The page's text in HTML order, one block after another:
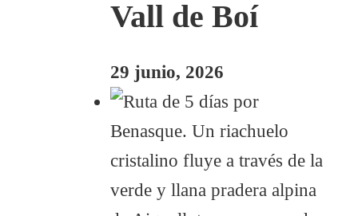
Vall de Boí
29 junio, 2026